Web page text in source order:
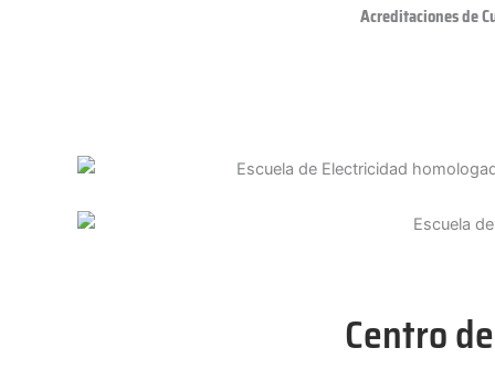
Acreditaciones de
Centro